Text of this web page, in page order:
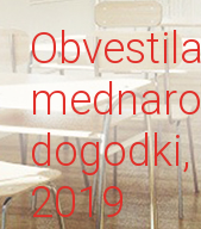
dogodki,
2019